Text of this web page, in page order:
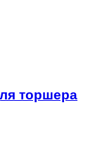
торшера